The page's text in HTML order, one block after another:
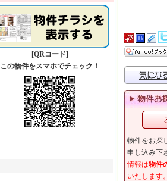
[QRコード]
この物件をスマホでチェック！
物件をお探
申し込み下
情報は物件
いたします